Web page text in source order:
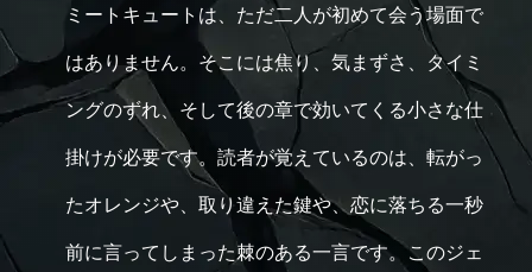
ミートキュートは、ただ二人が初めて会う場面で
はありません。そこには焦り、気まずさ、タイミ
ングのずれ、そして後の章で効いてくる小さな仕
掛けが必要です。読者が覚えているのは、転がっ
たオレンジや、取り違えた鍵や、恋に落ちる一秒
前に言ってしまった棘のある一言です。このジェ